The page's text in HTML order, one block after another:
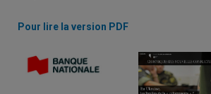
Pour lire la version PDF